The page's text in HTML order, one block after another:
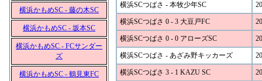
横浜かもめSC - 藤の木SC
横浜かもめSC - 坂本SC
横浜かもめSC - FCサンダー
ズ
横浜かもめSC - 鶴見東FC
横浜SCつばさ - 本牧少年SC
横浜SCつばさ 0 - 3 大豆戸FC
横浜SCつばさ 0 - 0 アローズSC
横浜SCつばさ - あざみ野キッカーズ
横浜SCつばさ 3 - 1 KAZU SC